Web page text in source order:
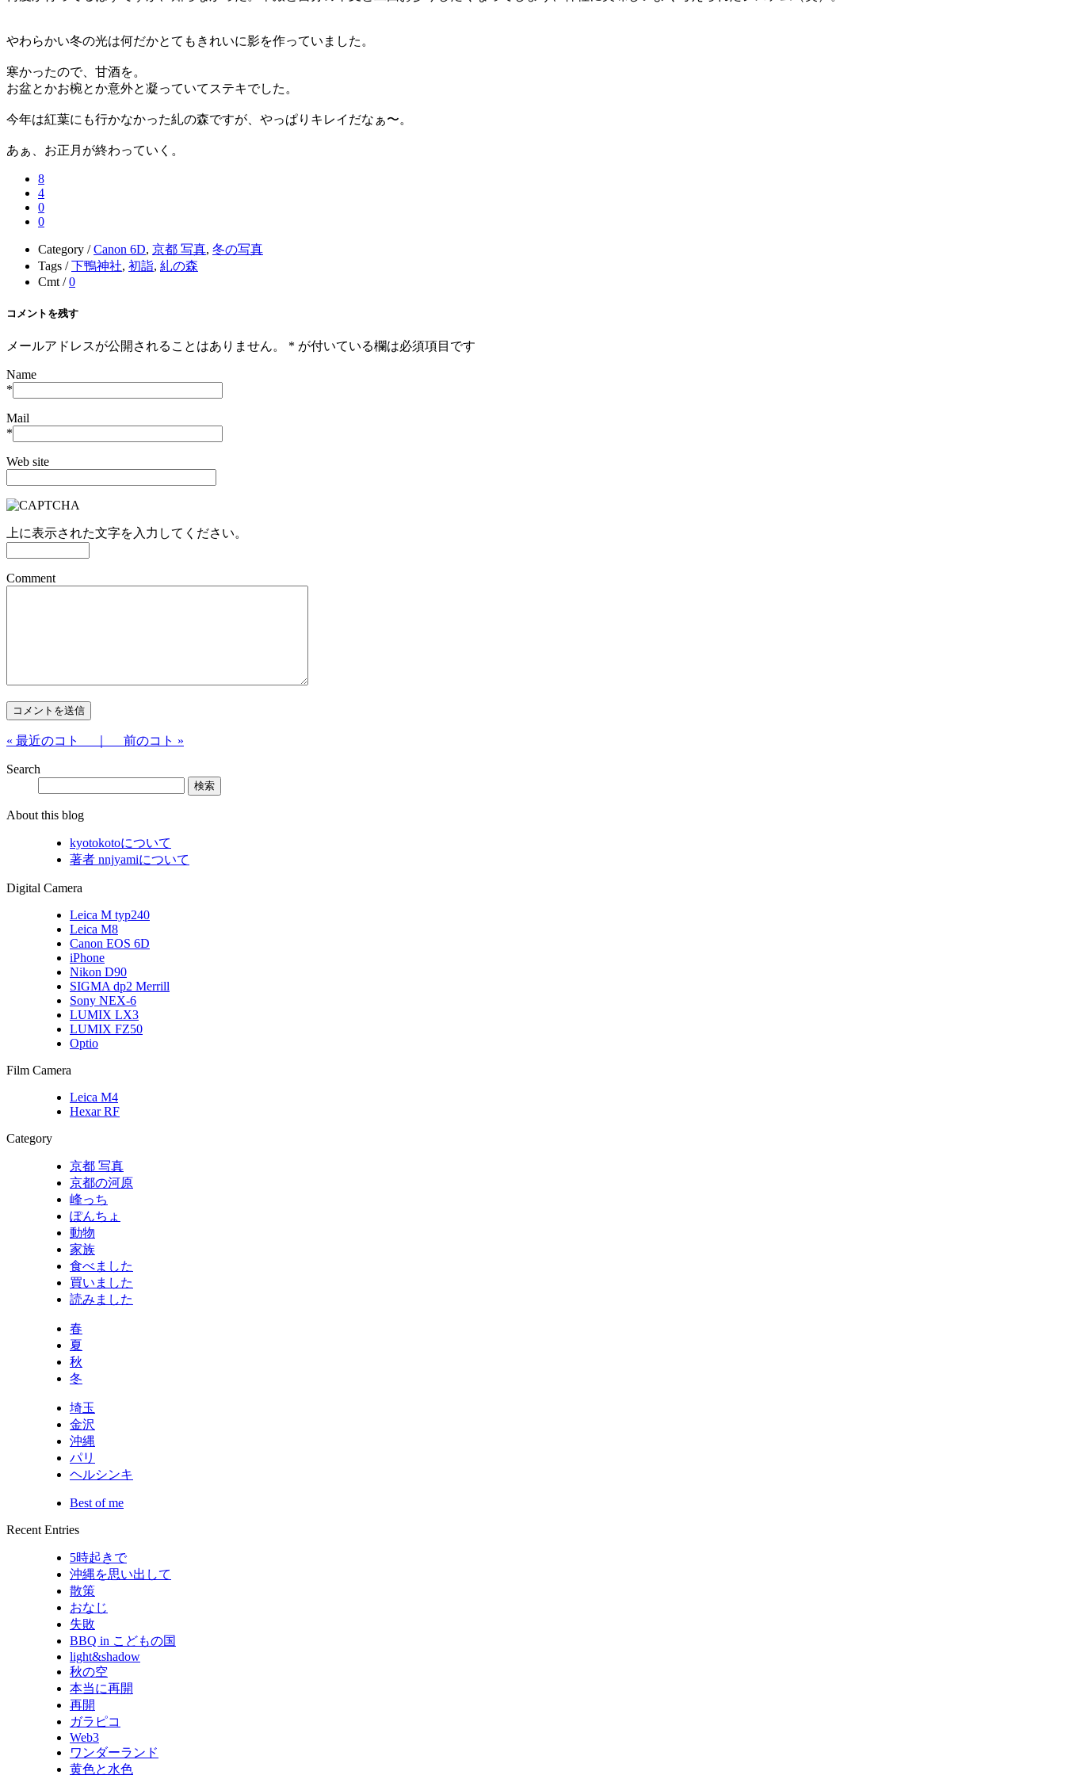
やわらかい冬の光は何だかとてもきれいに影を作っていました。
寒かったので、甘酒を。
お盆とかお椀とか意外と凝っていてステキでした。
今年は紅葉にも行かなかった糺の森ですが、やっぱりキレイだなぁ〜。
あぁ、お正月が終わっていく。
8
4
0
0
Category /Canon 6D, 京都 写真, 冬の写真
Tags /下鴨神社, 初詣, 糺の森
Cmt /0
コメントを残す
メールアドレスが公開されることはありません。 * が付いている欄は必須項目です
Name
*
Mail
*
Web site
上に表示された文字を入力してください。
Comment
« 最近のコト ｜ 前のコト »
Search
About this blog
kyotokotoについて
著者 nnjyamiについて
Digital Camera
Leica M typ240
Leica M8
Canon EOS 6D
iPhone
Nikon D90
SIGMA dp2 Merrill
Sony NEX-6
LUMIX LX3
LUMIX FZ50
Optio
Film Camera
Leica M4
Hexar RF
Category
京都 写真
京都の河原
峰っち
ぽんちょ
動物
家族
食べました
買いました
読みました
春
夏
秋
冬
埼玉
金沢
沖縄
パリ
ヘルシンキ
Best of me
Recent Entries
5時起きで
沖縄を思い出して
散策
おなじ
失敗
BBQ in こどもの国
light&shadow
秋の空
本当に再開
再開
ガラピコ
Web3
ワンダーランド
黄色と水色